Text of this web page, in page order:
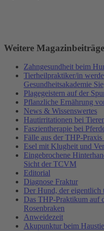
Weitere Magazinbeiträge
Zahngesundheit beim
Tierheilpraktiker/in
Gesundheitsakademie
Plagegeistern auf der
Pflanzliche Ernährung
News & Wissenswertes
Hautirritationen bei
Faszientherapie bei
Fälle aus der THP-
Esel mit Klugheit und
Eingebrochene
Sicht der TCVM
Editorial
Diagnose Fraktur
Der Hund, der eigentlich
Das THP-Praktikum auf
Rosenbraken
Anweidezeit
Akupunktur beim